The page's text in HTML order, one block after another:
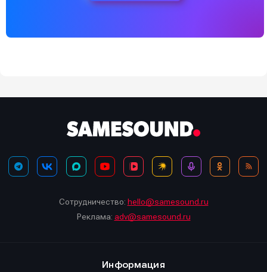
Сотрудничество: hello@samesound.ru
Реклама: adv@samesound.ru
Информация